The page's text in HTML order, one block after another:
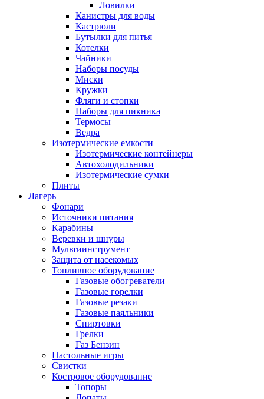
Ловилки
Канистры для воды
Кастрюли
Бутылки для питья
Котелки
Чайники
Наборы посуды
Миски
Кружки
Фляги и стопки
Наборы для пикника
Термосы
Ведра
Изотермические емкости
Изотермические контейнеры
Автохолодильники
Изотермические сумки
Плиты
Лагерь
Фонари
Источники питания
Карабины
Веревки и шнуры
Мультиинструмент
Защита от насекомых
Топливное оборудование
Газовые обогреватели
Газовые горелки
Газовые резаки
Газовые паяльники
Спиртовки
Грелки
Газ Бензин
Настольные игры
Свистки
Костровое оборудование
Топоры